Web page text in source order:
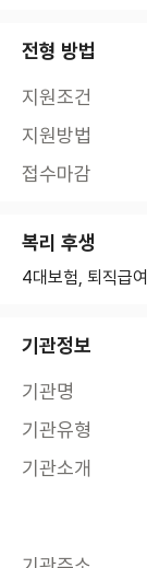
전형 방법
지원조건
지원방법
접수마감
복리 후생
4대보험, 퇴직급여
기관정보
기관명
기관유형
기관소개